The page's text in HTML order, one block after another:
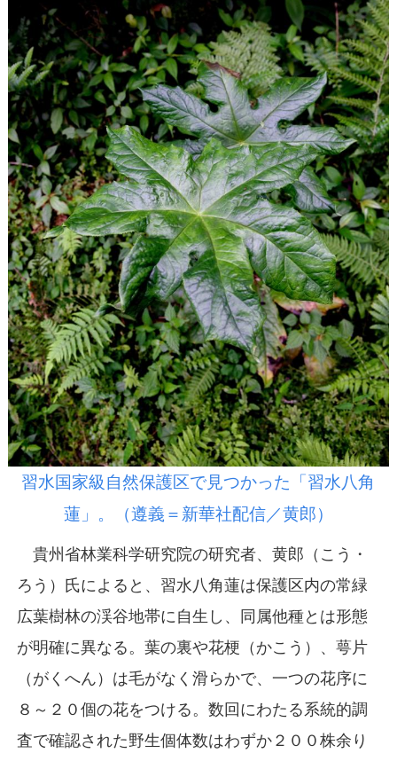
習水国家級自然保護区で見つかった「習水八角
蓮」。（遵義＝新華社配信／黄郎）
貴州省林業科学研究院の研究者、黄郎（こう・
ろう）氏によると、習水八角蓮は保護区内の常緑
広葉樹林の渓谷地帯に自生し、同属他種とは形態
が明確に異なる。葉の裏や花梗（かこう）、萼片
（がくへん）は毛がなく滑らかで、一つの花序に
８～２０個の花をつける。数回にわたる系統的調
査で確認された野生個体数はわずか２００株余り